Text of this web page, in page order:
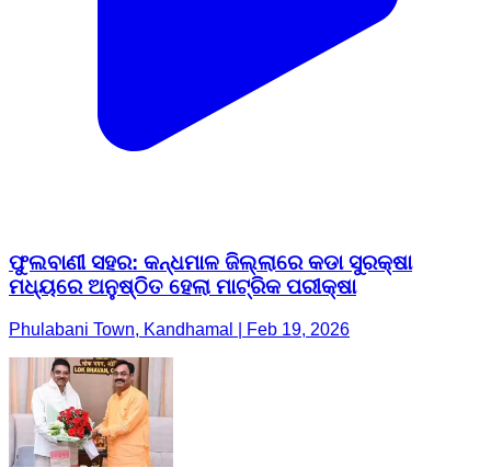
ଫୁଲବାଣୀ ସହର: କନ୍ଧମାଳ ଜିଲ୍ଲାରେ କଡା ସୁରକ୍ଷା
ମଧ୍ୟରେ ଅନୁଷ୍ଠିତ ହେଲା ମାଟ୍ରିକ ପରୀକ୍ଷା
Phulabani Town, Kandhamal | Feb 19, 2026